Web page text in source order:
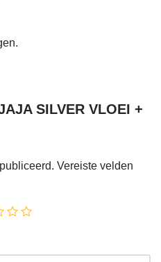
SILVER VLOEI +
Vereiste velden